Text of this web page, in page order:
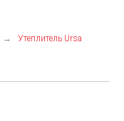
→ Утеплитель Ursa